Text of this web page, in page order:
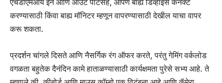
करण्यासाठी किंवा बाह्य मॉनिटर म्हणून वापरण्यासाठी देखील याचा वापर
करू शकता.
प्रदर्शन चांगले दिसते आणि नैसर्गिक रंग ऑफर करते, परंतु गेमिंग वर्कलोड
वगळता बहुतेक दैनंदिन कामे हाताळण्यासाठी कार्यक्षमता पुरेसे सभ्य आहे. ते